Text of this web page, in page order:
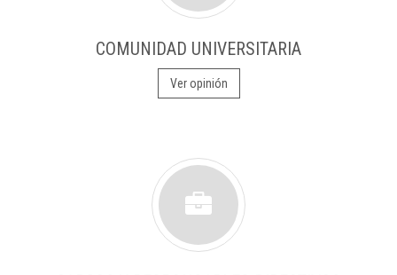
COMUNIDAD UNIVERSITARIA
Ver opinión